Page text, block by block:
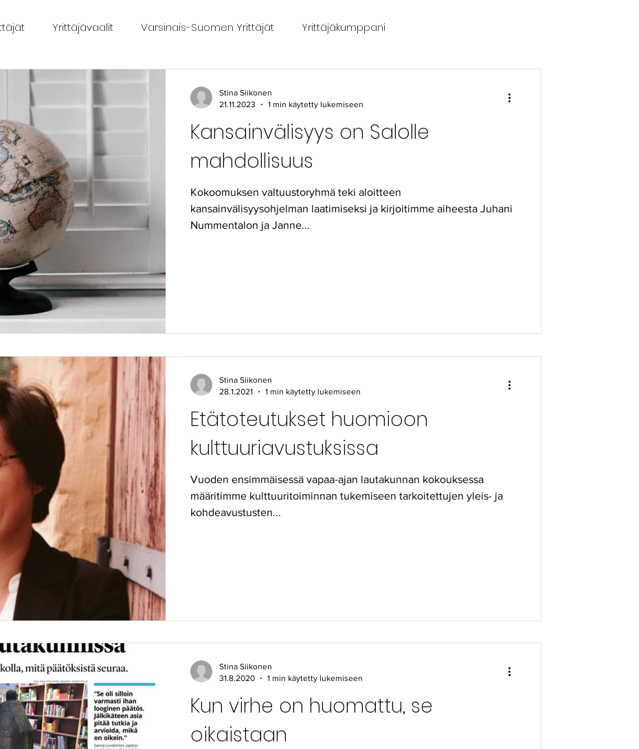
Yrittäjävaalit Varsinais-Suomen Yrittäjät Yrittäjäkumppani
Vapaa-ajan lautakunta
Kansainvälisyys Salon Alueen Yrittäjät Kylät
Kansainvälisyys on Salolle
mahdollisuus
Kokoomuksen valtuustoryhmä teki aloitteen
kansainvälisyysohjelman laatimiseksi ja kirjoitimme aiheesta Juhani
Nummentalon ja Janne...
Stina Siikonen
21.11.2023
1 min käytetty lukemiseen
Etätoteutukset huomioon
kulttuuriavustuksissa
Vuoden ensimmäisessä vapaa-ajan lautakunnan kokouksessa
määritimme kulttuuritoiminnan tukemiseen tarkoitettujen yleis- ja
kohdeavustusten...
Stina Siikonen
28.1.2021
1 min käytetty lukemiseen
Kun virhe on huomattu, se
oikaistaan
Stina Siikonen
31.8.2020
1 min käytetty lukemiseen